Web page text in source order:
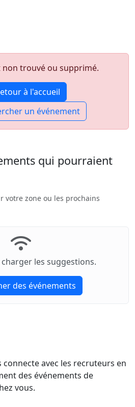
non trouvé ou supprimé.
à l'accueil
un événement
qui pourraient
votre zone ou les prochains
les suggestions.
des événements
avec les recruteurs en
des événements de
vous.